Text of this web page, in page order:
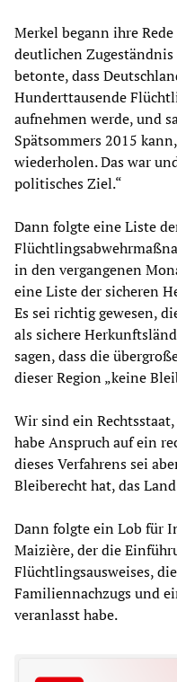
Merkel begann ihre
deutlichen
betonte, dass
Hunderttausende
aufnehmen werde, und
Spätsommers 2015
wiederholen. Das war
politisches Ziel.“
Dann folgte eine Liste
in den vergangenen
eine Liste der sicheren
Es sei richtig gewesen,
als sichere
sagen, dass die
dieser Region „keine
Wir sind ein
habe Anspruch auf ein
dieses Verfahrens sei
Bleiberecht hat, das
Dann folgte ein Lob für
Maizière, der die
Flüchtlingsausweises,
Familiennachzugs und
veranlasst habe.